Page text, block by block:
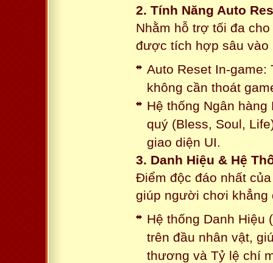
2. Tính Năng Auto
Nhằm hỗ trợ tối đa
được tích hợp sâu vào
Auto Reset In-game:
không cần thoát
Hệ thống Ngân
quý (Bless, Soul,
giao diện UI.
3. Danh Hiệu & Hệ
Điểm độc đáo nhất
giúp người chơi khẳng
Hệ thống Danh Hiệu
trên đầu nhân vật,
thương và Tỷ lệ chí